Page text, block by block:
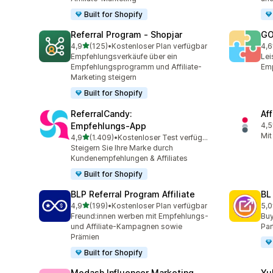
Built for Shopify
Referral Program ‑ Shopjar
4,9von 5 Sternen
(125)
125 Rezensionen insgesamt
•Kostenloser Plan verfügbar
Empfehlungsverkäufe über ein
Empfehlungsprogramm und Affiliate-
Marketing steigern
Built for Shopify
4,6
ReferralCandy:
Empfehlungs‑App
4,9von 5 Sternen
(1.409)
1409 Rezensionen insgesamt
•
Kostenloser Test verfügbar
Steigern Sie Ihre Marke durch
Kundenempfehlungen & Affiliates
Built for Shopify
4,5
Mit
BLP Referral Program Affiliate
4,9von 5 Sternen
(199)
199 Rezensionen insgesamt
•Kostenloser Plan verfügbar
Freund:innen werben mit Empfehlungs-
und Affiliate-Kampagnen sowie
Prämien
Built for Shopify
5,0
18